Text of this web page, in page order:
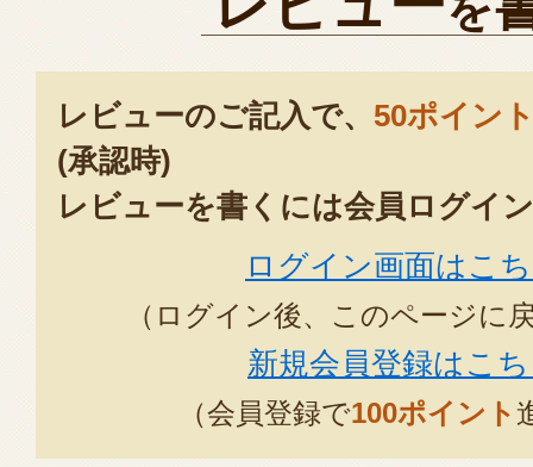
ます。綺麗なイエローの箱も、気
くれます。完熟まで大事に育てら
りがとうございます
2025年12月
例年鮮度の高いル・レクチェをお
うございます。
2025年11月
レビューのご記入で、 50ポイン
(承認時)
レビューを書くには会員ログイ
ログイン画面はこ
（ログイン後、このページに
新規会員登録はこ
（会員登録で100ポイント